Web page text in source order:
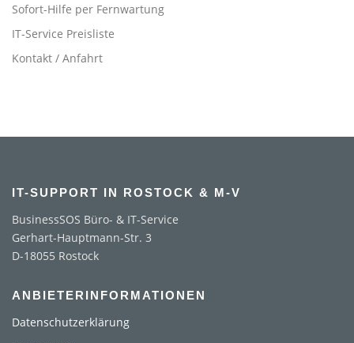
Sofort-Hilfe per Fernwartung
IT-Service Preisliste
Kontakt / Anfahrt
IT-SUPPORT IN ROSTOCK & M-V
BusinessSOS Büro- & IT-Service
Gerhart-Hauptmann-Str. 3
D-18055 Rostock
ANBIETERINFORMATIONEN
Datenschutzerklärung